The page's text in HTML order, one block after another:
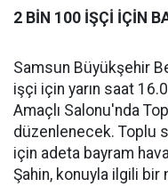
2 BİN 100 İŞÇİ İÇİN
Samsun Büyükşehir
işçi için yarın saat
Amaçlı Salonu'nda
düzenlenecek. Toplu
için adeta bayram
Şahin, konuyla ilgili bir